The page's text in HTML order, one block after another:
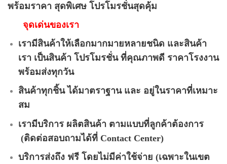
พร้อมราคา สุดพิเศษ โปรโมรชั่นสุดคุ้ม
จุดเด่นของเรา
เรามีสินค้าให้เลือกมากมายหลายชนิด และสินค้า
เรา เป็นสินค้า โปรโมรชั่น ที่คุณภาพดี ราคาโรงงาน
พร้อมส่งทุกวัน
สินค้าทุกชิ้น ได้มาตราฐาน และ อยู่ในราคาที่เหมาะ
สม
เรามีบริการ ผลิตสินค้า ตามแบบที่ลูกค้าต้องการ
(ติดต่อสอบถามได้ที่ Contact Center)
บริการส่งถึง ฟรี โดยไม่มีค่าใช้จ่าย (เฉพาะในเขต